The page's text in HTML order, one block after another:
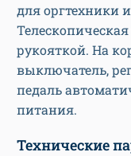
для оргтехники
рукояткой. На
выключатель,
педаль
питания.
Технические